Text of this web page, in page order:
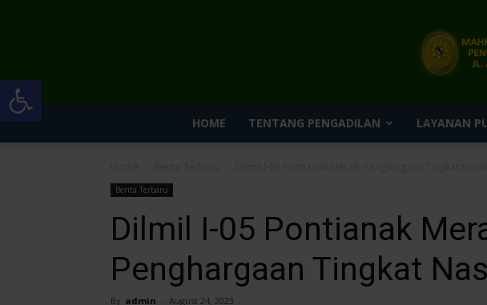
Open toolbar
HOME TENTANG PENGADILAN LAYANAN
Berita Terbaru
Dilmil I-05 Pontianak
Penghargaan Tingkat
By admin - August 24, 2023